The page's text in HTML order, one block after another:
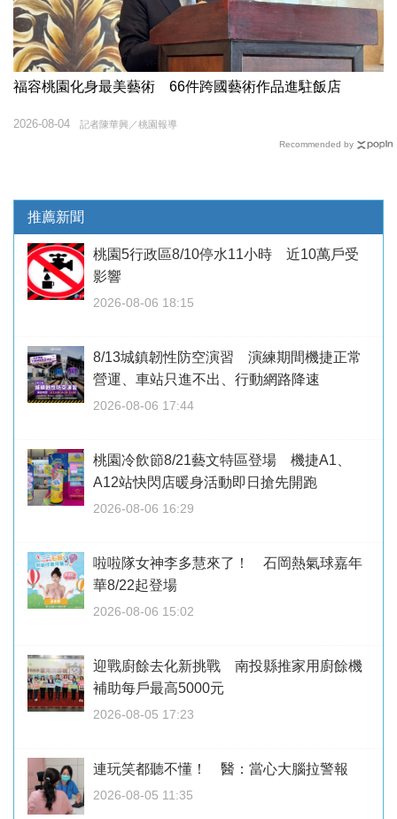
福容桃園化身最美藝術 66件跨國藝術作品進駐飯店
記者陳華興／桃園報導
2026-08-04
Recommended by
推薦新聞
桃園5行政區8/10停水11小時 近10萬戶受
影響
2026-08-06 18:15
8/13城鎮韌性防空演習 演練期間機捷正常
營運、車站只進不出、行動網路降速
2026-08-06 17:44
桃園冷飲節8/21藝文特區登場 機捷A1、
A12站快閃店暖身活動即日搶先開跑
2026-08-06 16:29
啦啦隊女神李多慧來了！ 石岡熱氣球嘉年
華8/22起登場
2026-08-06 15:02
迎戰廚餘去化新挑戰 南投縣推家用廚餘機
補助每戶最高5000元
2026-08-05 17:23
連玩笑都聽不懂！ 醫：當心大腦拉警報
2026-08-05 11:35